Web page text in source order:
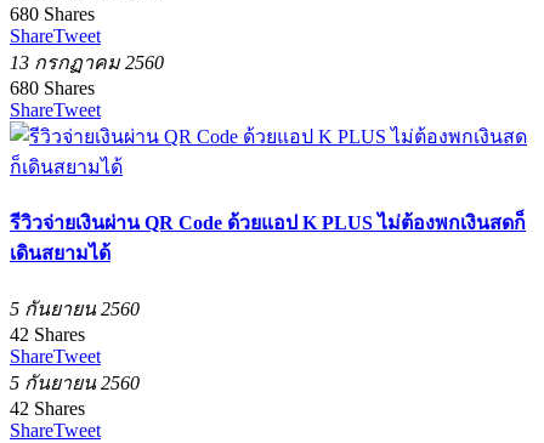
680 Shares
ShareTweet
13 กรกฏาคม 2560
680 Shares
ShareTweet
รีวิวจ่ายเงินผ่าน QR Code ด้วยแอป K PLUS ไม่ต้องพกเงินสดก็
เดินสยามได้
5 กันยายน 2560
42 Shares
ShareTweet
5 กันยายน 2560
42 Shares
ShareTweet